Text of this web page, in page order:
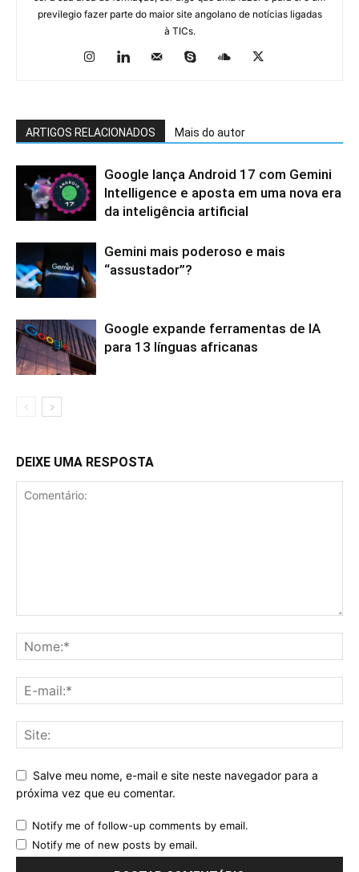
previlegio fazer parte do maior site angolano de notícias ligadas
à TICs.
ARTIGOS RELACIONADOS Mais do autor
Google lança Android 17 com Gemini
Intelligence e aposta em uma nova era
da inteligência artificial
Gemini mais poderoso e mais
“assustador”?
Google expande ferramentas de IA
para 13 línguas africanas
DEIXE UMA RESPOSTA
Salve meu nome, e-mail e site neste navegador para a
próxima vez que eu comentar.
Notify me of follow-up comments by email.
Notify me of new posts by email.